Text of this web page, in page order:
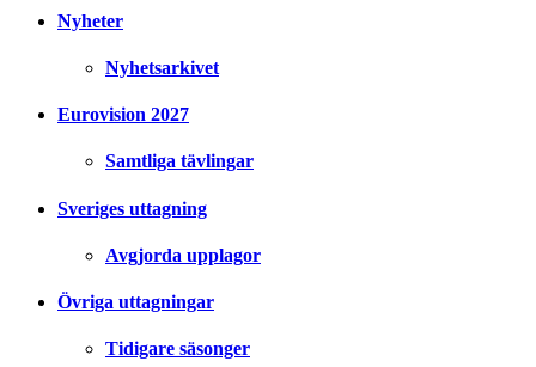
Nyheter
Nyhetsarkivet
Eurovision 2027
Samtliga tävlingar
Sveriges uttagning
Avgjorda upplagor
Övriga uttagningar
Tidigare säsonger